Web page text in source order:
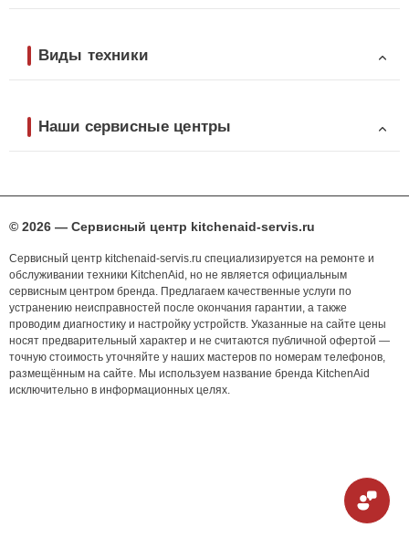
Виды техники
Наши сервисные центры
© 2026 — Сервисный центр kitchenaid-servis.ru
Сервисный центр kitchenaid-servis.ru специализируется на ремонте и
обслуживании техники KitchenAid, но не является официальным
сервисным центром бренда. Предлагаем качественные услуги по
устранению неисправностей после окончания гарантии, а также
проводим диагностику и настройку устройств. Указанные на сайте цены
носят предварительный характер и не считаются публичной офертой —
точную стоимость уточняйте у наших мастеров по номерам телефонов,
размещённым на сайте. Мы используем название бренда KitchenAid
исключительно в информационных целях.